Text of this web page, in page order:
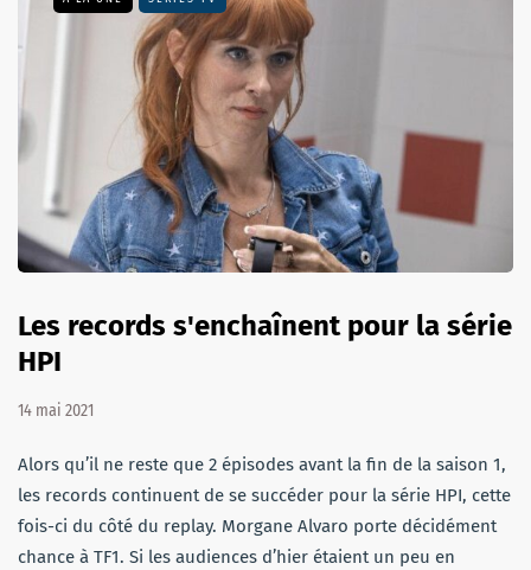
Les records s'enchaînent pour la série
HPI
14 mai 2021
Alors qu’il ne reste que 2 épisodes avant la fin de la saison 1,
les records continuent de se succéder pour la série HPI, cette
fois-ci du côté du replay. Morgane Alvaro porte décidément
chance à TF1. Si les audiences d’hier étaient un peu en